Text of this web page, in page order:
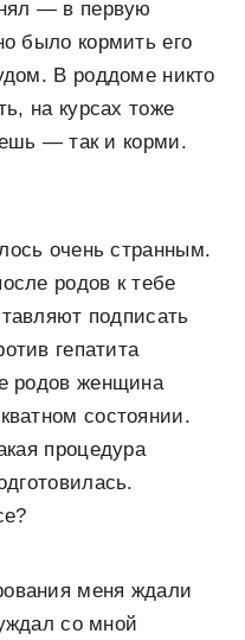
— в первую
было кормить его
В роддоме никто
на курсах тоже
— так и корми.
очень странным.
родов к тебе
подписать
гепатита
родов женщина
состоянии.
процедура
меня ждали
со мной